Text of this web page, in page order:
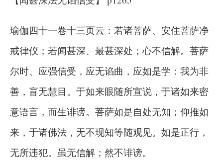
瑜伽四十一卷十三页云：若诸菩萨、安住菩萨净
戒律仪；若闻甚深、最甚深处；心不信解。菩萨
尔时、应强信受，应无谄曲，应如是学：我为非
善，盲无慧目。于如来眼随所宣说，于诸如来密
意语言，而生诽谤。菩萨如是自处无知；仰推如
来，于诸佛法，无不现知等随观见。如是正行，
无所违犯。虽无信解；然不诽谤。